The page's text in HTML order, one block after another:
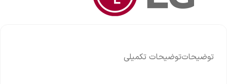
توضیحاتتوضیحات تکمیلی